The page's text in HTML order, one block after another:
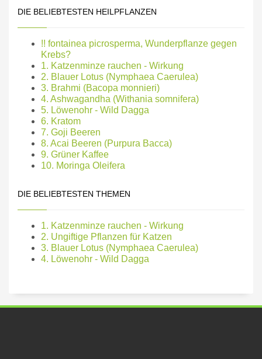
DIE BELIEBTESTEN HEILPFLANZEN
!! fontainea picrosperma, Wunderpflanze gegen
Krebs?
1. Katzenminze rauchen - Wirkung
2. Blauer Lotus (Nymphaea Caerulea)
3. Brahmi (Bacopa monnieri)
4. Ashwagandha (Withania somnifera)
5. Löwenohr - Wild Dagga
6. Kratom
7. Goji Beeren
8. Acai Beeren (Purpura Bacca)
9. Grüner Kaffee
10. Moringa Oleifera
DIE BELIEBTESTEN THEMEN
1. Katzenminze rauchen - Wirkung
2. Ungiftige Pflanzen für Katzen
3. Blauer Lotus (Nymphaea Caerulea)
4. Löwenohr - Wild Dagga